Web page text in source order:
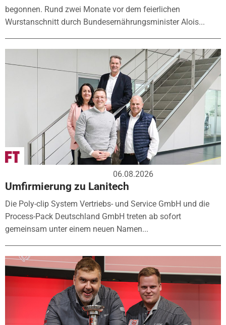
begonnen. Rund zwei Monate vor dem feierlichen
Wurstanschnitt durch Bundesernährungsminister Alois...
06.08.2026
Umfirmierung zu Lanitech
Die Poly-clip System Vertriebs- und Service GmbH und die
Process-Pack Deutschland GmbH treten ab sofort
gemeinsam unter einem neuen Namen...